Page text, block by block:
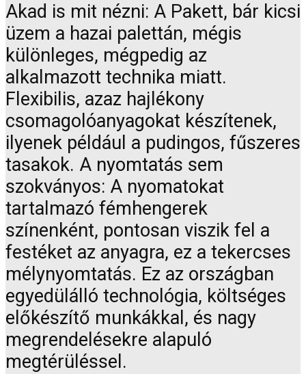
Akad is mit nézni: A Pakett, bár kicsi
üzem a hazai palettán, mégis
különleges, mégpedig az
alkalmazott technika miatt.
Flexibilis, azaz hajlékony
csomagolóanyagokat készítenek,
ilyenek például a pudingos, fűszeres
tasakok. A nyomtatás sem
szokványos: A nyomatokat
tartalmazó fémhengerek
színenként, pontosan viszik fel a
festéket az anyagra, ez a tekercses
mélynyomtatás. Ez az országban
egyedülálló technológia, költséges
előkészítő munkákkal, és nagy
megrendelésekre alapuló
megtérüléssel.